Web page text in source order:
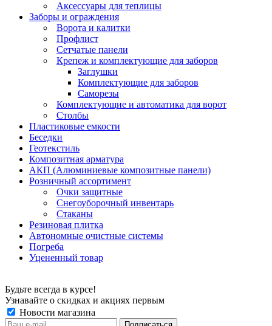
Аксессуары для теплицы
Заборы и ограждения
Ворота и калитки
Профлист
Сетчатые панели
Крепеж и комплектующие для заборов
Заглушки
Комплектующие для заборов
Саморезы
Комплектующие и автоматика для ворот
Столбы
Пластиковые емкости
Беседки
Геотекстиль
Композитная арматура
АКП (Алюминиевые композитные панели)
Розничный ассортимент
Очки защитные
Снегоуборочный инвентарь
Стаканы
Резиновая плитка
Автономные очистные системы
Погреба
Уцененный товар
Будьте всегда в курсе!
Узнавайте о скидках и акциях первым
Новости магазина